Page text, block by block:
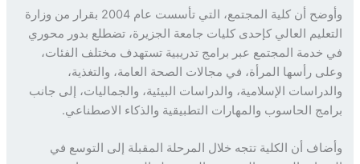
وأوضح أن كلية المجتمع، التي تأسست عام 2004 بقرار من وزارة
العالي كإحدى كليات جامعة الجزيرة، تضطلع بدور محوري
المجتمع عبر برامج تدريبية تستهدف مختلف الفئات،
رأسها المرأة، في مجالات الصحة العامة، والتغذية،
الإسلامية، والدراسات البيئية، والجماليات، إلى جانب
الحاسوب والمهارات التطبيقية والذكاء الاصطناعي.
أن الكلية تتجه خلال المرحلة المقبلة إلى التوسع في